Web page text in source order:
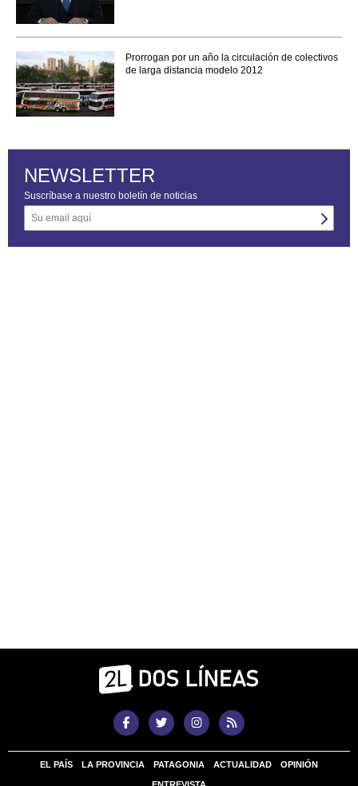
Prorrogan por un año la circulación de colectivos
de larga distancia modelo 2012
NEWSLETTER
Suscríbase a nuestro boletín de noticias
EL PAÍS LA PROVINCIA PATAGONIA ACTUALIDAD OPINIÓN